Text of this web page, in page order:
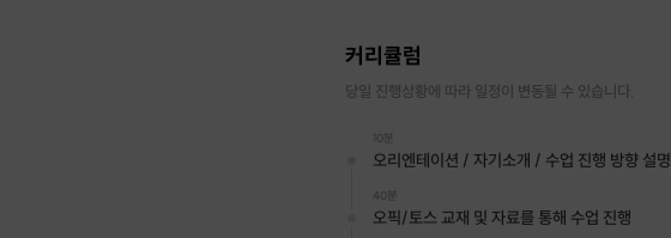
커리큘럼
당일 진행상황에 따라 일정이 변동될 수 있습니다.
10분
오리엔테이션 / 자기소개 / 수업 진행 방향 설명
40분
오픽/토스 교재 및 자료를 통해 수업 진행